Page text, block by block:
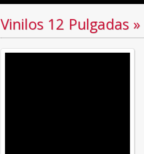
Vinilos 12 Pulgadas »